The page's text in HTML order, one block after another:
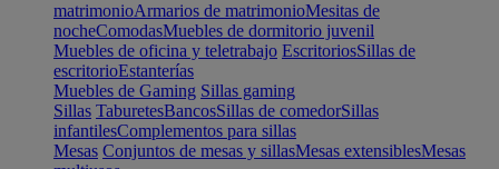
matrimonioArmarios de matrimonioMesitas de
nocheComodasMuebles de dormitorio juvenil
Muebles de oficina y teletrabajo EscritoriosSillas de
escritorioEstanterías
Muebles de Gaming Sillas gaming
Sillas TaburetesBancosSillas de comedorSillas
infantilesComplementos para sillas
Mesas Conjuntos de mesas y sillasMesas extensiblesMesas